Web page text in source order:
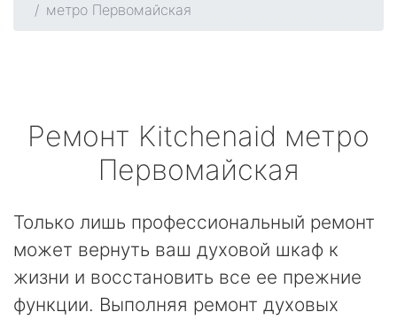
метро Первомайская
Ремонт Kitchenaid метро
Первомайская
Только лишь профессиональный ремонт
может вернуть ваш духовой шкаф к
жизни и восстановить все ее прежние
функции. Выполняя ремонт духовых